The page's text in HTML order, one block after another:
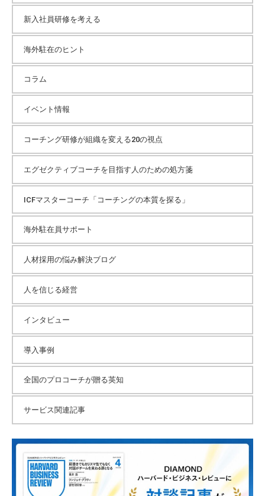
新入社員研修を考える
海外駐在のヒント
コラム
イベント情報
コーチング研修が組織を変える20の視点
エグゼクティブコーチを目指す人のための処方箋
ICFマスターコーチ「コーチングの本質を探る」
海外駐在員サポート
人材採用の悩み解決ブログ
人を信じる経営
インタビュー
導入事例
全国のプロコーチが贈る英知
サービス関連記事